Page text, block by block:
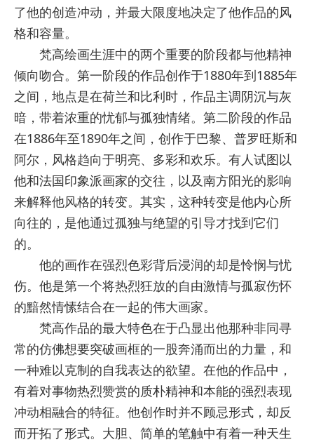
了他的创造冲动，并最大限度地决定了他作品的风
格和容量。
梵高绘画生涯中的两个重要的阶段都与他精神
倾向吻合。第一阶段的作品创作于1880年到1885年
之间，地点是在荷兰和比利时，作品主调阴沉与灰
暗，带着浓重的忧郁与孤独情绪。第二阶段的作品
在1886年至1890年之间，创作于巴黎、普罗旺斯和
阿尔，风格趋向于明亮、多彩和欢乐。有人试图以
他和法国印象派画家的交往，以及南方阳光的影响
来解释他风格的转变。其实，这种转变是他内心所
向往的，是他通过孤独与绝望的引导才找到它们
的。
他的画作在强烈色彩背后浸润的却是怜悯与忧
伤。他是第一个将热烈狂放的自由激情与孤寂伤怀
的黯然情愫结合在一起的伟大画家。
梵高作品的最大特色在于凸显出他那种非同寻
常的仿佛想要突破画框的一股奔涌而出的力量，和
一种难以克制的自我表达的欲望。在他的作品中，
有着对事物热烈赞赏的质朴精神和本能的强烈表现
冲动相融合的特征。他创作时并不顾忌形式，却反
而开拓了形式。大胆、简单的笔触中有着一种天生